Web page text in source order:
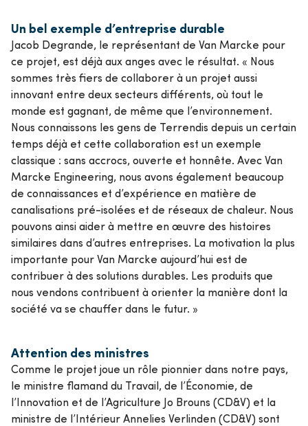
Un bel exemple d’entreprise durable
Jacob Degrande, le représentant de Van Marcke pour
ce projet, est déjà aux anges avec le résultat. « Nous
sommes très fiers de collaborer à un projet aussi
innovant entre deux secteurs différents, où tout le
monde est gagnant, de même que l’environnement.
Nous connaissons les gens de Terrendis depuis un certain
temps déjà et cette collaboration est un exemple
classique : sans accrocs, ouverte et honnête. Avec Van
Marcke Engineering, nous avons également beaucoup
de connaissances et d’expérience en matière de
canalisations pré-isolées et de réseaux de chaleur. Nous
pouvons ainsi aider à mettre en œuvre des histoires
similaires dans d’autres entreprises. La motivation la plus
importante pour Van Marcke aujourd’hui est de
contribuer à des solutions durables. Les produits que
nous vendons contribuent à orienter la manière dont la
société va se chauffer dans le futur. »
Attention des ministres
Comme le projet joue un rôle pionnier dans notre pays,
le ministre flamand du Travail, de l’Économie, de
l’Innovation et de l’Agriculture Jo Brouns (CD&V) et la
ministre de l’Intérieur Annelies Verlinden (CD&V) sont